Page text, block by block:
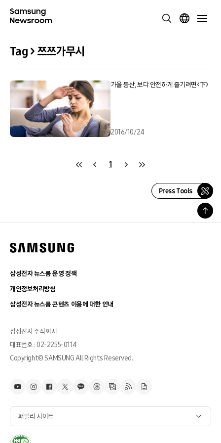
Tag > 쯔쯔가무시
가을 등산, 보다 안전하게 즐기려면<下>
2016/10/24
1
Press Tools
삼성전자 뉴스룸 운영 정책
개인정보처리방침
삼성전자 뉴스룸 콘텐츠 이용에 대한 안내
삼성전자 주식회사
대표번호 : 02-2255-0114
Copyright© SAMSUNG All Rights Reserved.
패밀리 사이트